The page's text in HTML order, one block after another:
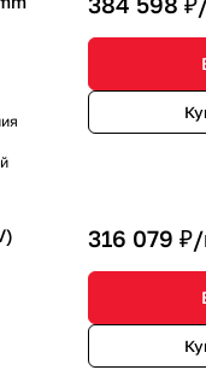
316 079 ₽/